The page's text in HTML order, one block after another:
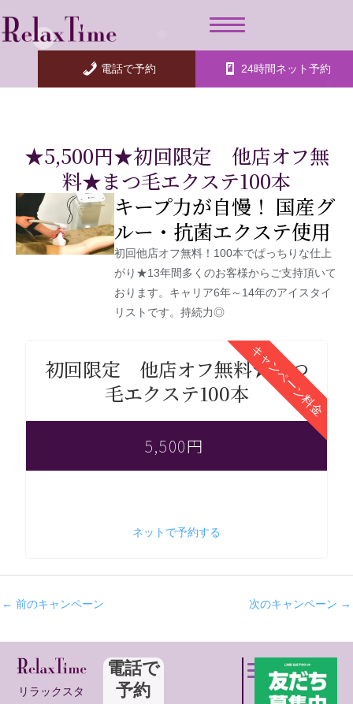
容
キ
電話で予約 24時間ネット予約
★5,500円★初回限定 他店オフ無
料★まつ毛エクステ100本
キープ力が自慢！ 国産グ
ルー・抗菌エクステ使用
初回他店オフ無料！100本でぱっちりな仕上
がり★13年間多くのお客様からご支持頂いて
おります。キャリア6年～14年のアイスタイ
リストです。持続力◎
キャンペーン料金
初回限定 他店オフ無料★まつ
毛エクステ100本
5,500円
ネットで予約する
ナ
← 前のキャンペーン 次のキャンペーン →
リラックスタ
電話で
予約